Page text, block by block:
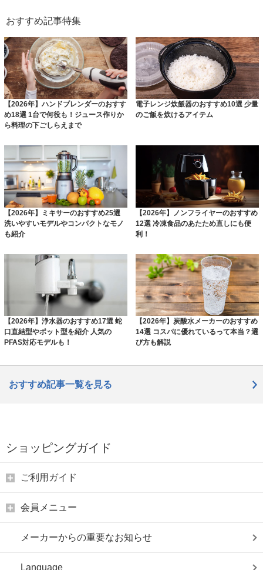
おすすめ記事特集
【2026年】ハンドブレンダーのおすす
め18選 1台で何役も！ジュース作りか
ら料理の下ごしらえまで
電子レンジ炊飯器のおすすめ10選 少量
のご飯を炊けるアイテム
【2026年】ミキサーのおすすめ25選
洗いやすいモデルやコンパクトなモノ
も紹介
【2026年】ノンフライヤーのおすすめ
12選 冷凍食品のあたため直しにも便
利！
【2026年】浄水器のおすすめ17選 蛇
口直結型やポット型を紹介 人気の
PFAS対応モデルも！
【2026年】炭酸水メーカーのおすすめ
14選 コスパに優れているって本当？選
び方も解説
おすすめ記事一覧を見る
ショッピングガイド
ご利用ガイド
会員メニュー
メーカーからの重要なお知らせ
Language